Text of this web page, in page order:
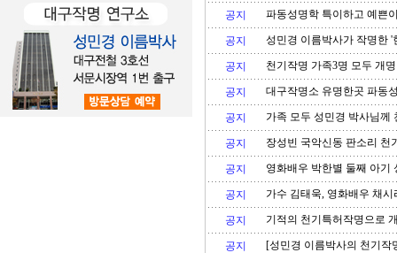
공지 파동성명학 특이하고 예쁜
공지 성민경 이름박사가 작명한 '
공지 천기작명 가족3명 모두 개
공지 대구작명소 유명한곳 파동
공지 가족 모두 성민경 박사님께
공지 장성빈 국악신동 판소리 천
공지 영화배우 박한별 둘째 아기
공지 가수 김태욱, 영화배우 채
공지 기적의 천기특허작명으로
공지 [성민경 이름박사의 천기작